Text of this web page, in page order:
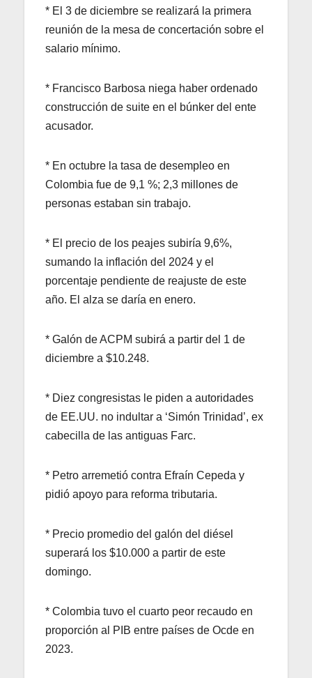
* El 3 de diciembre se realizará la primera
reunión de la mesa de concertación sobre el
salario mínimo.
* Francisco Barbosa niega haber ordenado
construcción de suite en el búnker del ente
acusador.
* En octubre la tasa de desempleo en
Colombia fue de 9,1 %; 2,3 millones de
personas estaban sin trabajo.
* El precio de los peajes subiría 9,6%,
sumando la inflación del 2024 y el
porcentaje pendiente de reajuste de este
año. El alza se daría en enero.
* Galón de ACPM subirá a partir del 1 de
diciembre a $10.248.
* Diez congresistas le piden a autoridades
de EE.UU. no indultar a ‘Simón Trinidad’, ex
cabecilla de las antiguas Farc.
* Petro arremetió contra Efraín Cepeda y
pidió apoyo para reforma tributaria.
* Precio promedio del galón del diésel
superará los $10.000 a partir de este
domingo.
* Colombia tuvo el cuarto peor recaudo en
proporción al PIB entre países de Ocde en
2023.